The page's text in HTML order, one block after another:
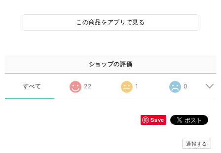
この商品をアプリで見る
ショップの評価
すべて 22 1 0
Save
通報する